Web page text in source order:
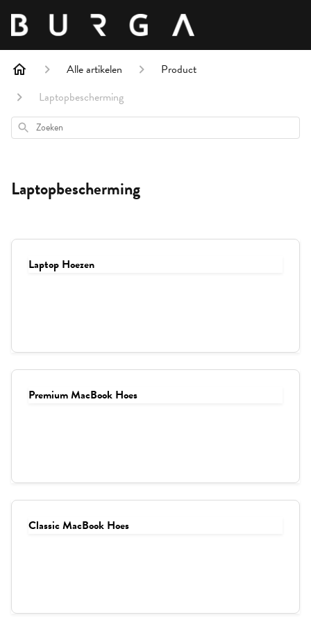
Alle artikelen
Product
Laptopbescherming
Zoeken
Laptopbescherming
Laptop Hoezen
Premium MacBook Hoes
Classic MacBook Hoes